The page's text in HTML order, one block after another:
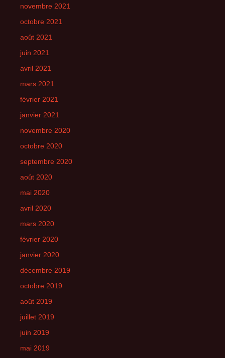
novembre 2021
octobre 2021
août 2021
juin 2021
avril 2021
mars 2021
février 2021
janvier 2021
novembre 2020
octobre 2020
septembre 2020
août 2020
mai 2020
avril 2020
mars 2020
février 2020
janvier 2020
décembre 2019
octobre 2019
août 2019
juillet 2019
juin 2019
mai 2019